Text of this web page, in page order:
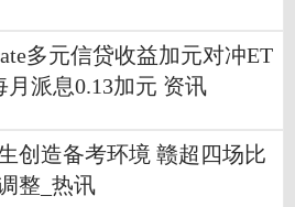
多元信贷收益加元对冲ET
月派息0.13加元 资讯
创造备考环境 赣超四场比
整_热讯